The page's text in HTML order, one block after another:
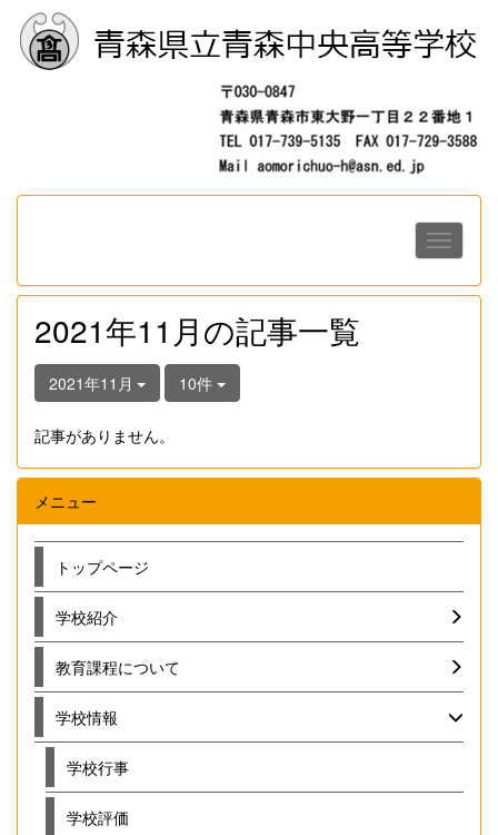
2021年11月の記事一覧
2021年11月 10件
記事がありません。
メニュー
トップページ
学校紹介
教育課程について
学校情報
学校行事
学校評価